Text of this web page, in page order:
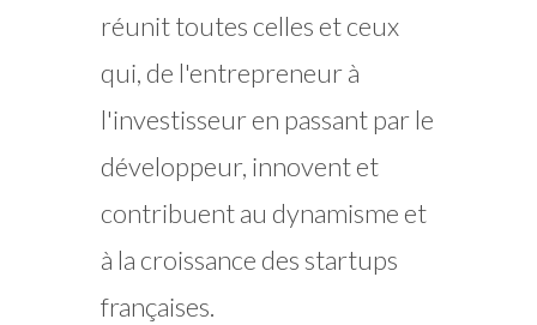
réunit toutes celles et ceux
qui, de l'entrepreneur à
l'investisseur en passant par le
développeur, innovent et
contribuent au dynamisme et
à la croissance des startups
françaises.